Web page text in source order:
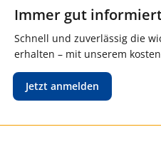
Immer gut
Schnell und zuverlässig die
erhalten – mit unserem
Jetzt anmelden